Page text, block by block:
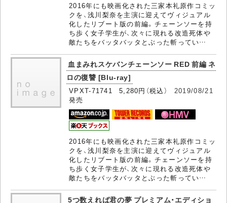
2016年にも映画化された三家本礼原作コミッ
クを、浅川梨奈を主演に迎えてヴィジュアル
化したリブート版の前編。チェーンソーを持
ち歩く女子学生が、次々に現れる改造死体や
敵たちをバッタバッタとぶった斬ってい…
血まみれスケバンチェーンソー RED 前編 ネ
ロの復讐 [Blu-ray]
VPXT-71741 5,280円（税込） 2019/08/21
発売
2016年にも映画化された三家本礼原作コミッ
クを、浅川梨奈を主演に迎えてヴィジュアル
化したリブート版の前編。チェーンソーを持
ち歩く女子学生が、次々に現れる改造死体や
敵たちをバッタバッタとぶった斬ってい…
5つ数えれば君の夢 プレミアム・エディショ